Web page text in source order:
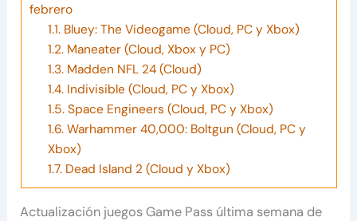
febrero
1.1.Bluey: The Videogame (Cloud, PC y Xbox)
1.2.Maneater (Cloud, Xbox y PC)
1.3.Madden NFL 24 (Cloud)
1.4.Indivisible (Cloud, PC y Xbox)
1.5.Space Engineers (Cloud, PC y Xbox)
1.6.Warhammer 40,000: Boltgun (Cloud, PC y
Xbox)
1.7.Dead Island 2 (Cloud y Xbox)
Actualización juegos Game Pass última semana de